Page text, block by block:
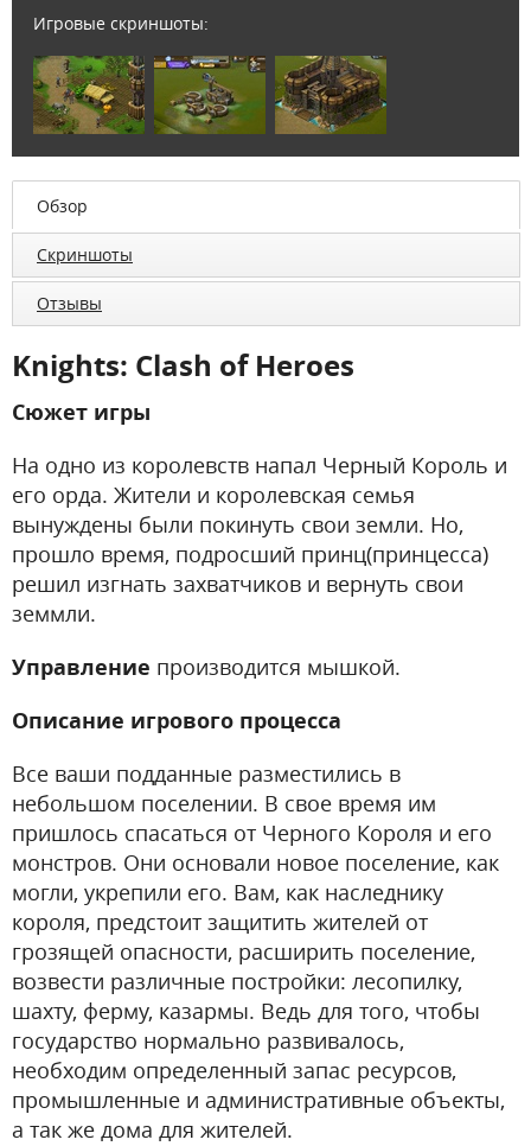
Игровые скриншоты:
Обзор
Скриншоты
Отзывы
Knights: Clash of Heroes
Сюжет игры
На одно из королевств напал Черный Король и
его орда. Жители и королевская семья
вынуждены были покинуть свои земли. Но,
прошло время, подросший принц(принцесса)
решил изгнать захватчиков и вернуть свои
земмли.
Управление производится мышкой.
Описание игрового процесса
Все ваши подданные разместились в
небольшом поселении. В свое время им
пришлось спасаться от Черного Короля и его
монстров. Они основали новое поселение, как
могли, укрепили его. Вам, как наследнику
короля, предстоит защитить жителей от
грозящей опасности, расширить поселение,
возвести различные постройки: лесопилку,
шахту, ферму, казармы. Ведь для того, чтобы
государство нормально развивалось,
необходим определенный запас ресурсов,
промышленные и административные объекты,
а так же дома для жителей.